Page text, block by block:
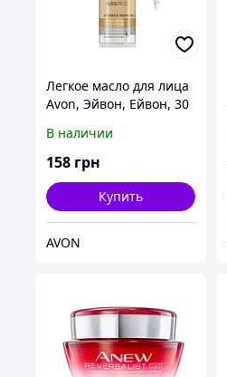
Легкое масло для лица
Avon, Эйвон, Ейвон, 30
В наличии
158 грн
Купить
AVON